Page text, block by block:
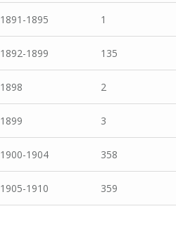
1891-1895 1
1892-1899 135
1898 2
1899 3
1900-1904 358
1905-1910 359